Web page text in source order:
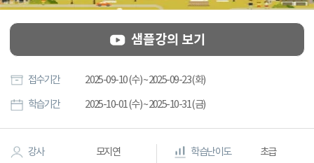
샘플강의 보기
접수기간 2025-09-10 (수) ~ 2025-09-23 (화)
학습기간 2025-10-01 (수) ~ 2025-10-31 (금)
강사 모지연 학습난이도 초급